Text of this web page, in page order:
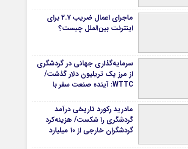
ماجرای اعمال ضریب ۲.۷ برای
اینترنت بین‌الملل چیست؟
سرمایه‌گذاری جهانی در گردشگری
از مرز یک تریلیون دلار گذشت/
WTTC: آینده صنعت سفر با
تضمین می‌شود
مادرید رکورد تاریخی درآمد
گردشگری را شکست/ هزینه‌کرد
گردشگران خارجی از ۱۰ میلیارد